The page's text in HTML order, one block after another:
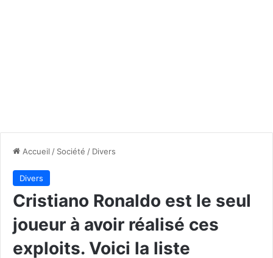
Accueil / Société / Divers
Divers
Cristiano Ronaldo est le seul
joueur à avoir réalisé ces
exploits. Voici la liste